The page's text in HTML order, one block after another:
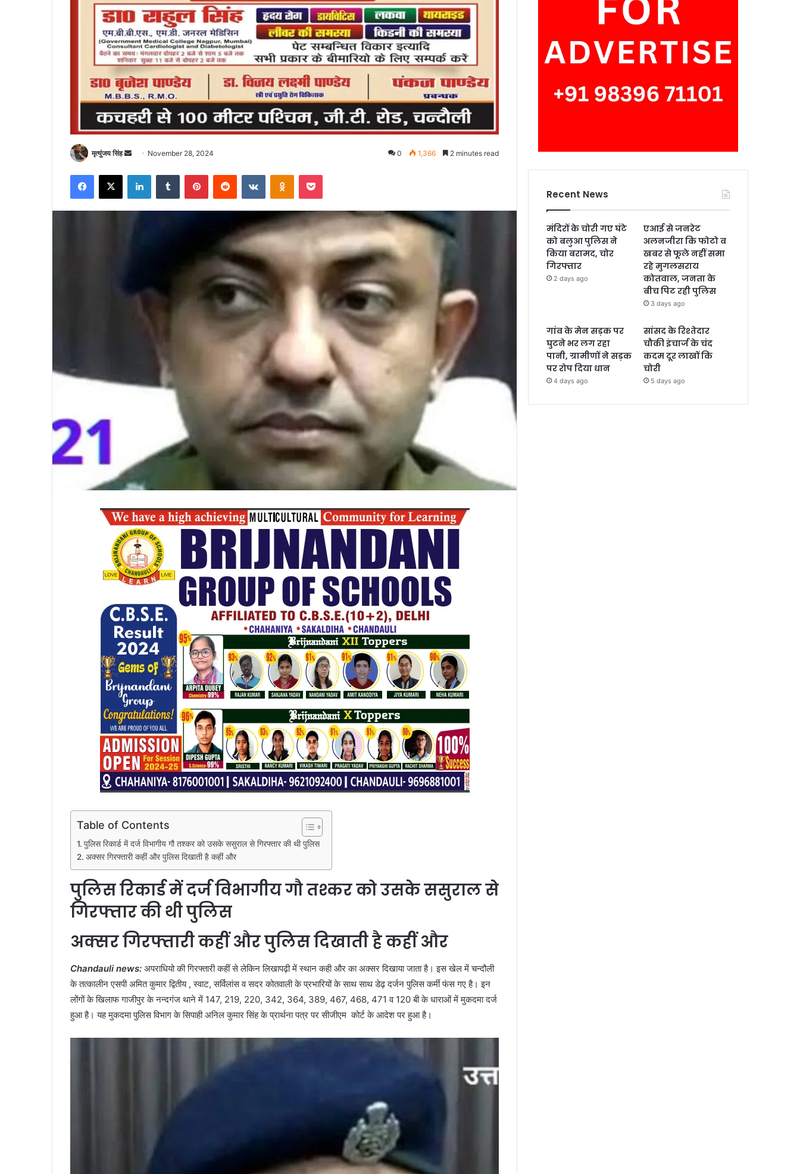
मृत्युंजय सिंह
Send
email
November 28, 2024 0 1,366 2 minutes read
Facebook
X LinkedInTumblr PinterestReddit VKontakteOdnoklassniki
Pocket
Table of Contents
पुलिस रिकार्ड में दर्ज विभागीय गौ तश्कर को उसके ससुराल से गिरफ्तार की थी पुलिस
अक्सर गिरफ्तारी कहीं और पुलिस दिखाती है कहीं और
पुलिस रिकार्ड में दर्ज विभागीय गौ तश्कर को उसके ससुराल से
गिरफ्तार की थी पुलिस
अक्सर गिरफ्तारी कहीं और पुलिस दिखाती है कहीं और
Chandauli news: अपराधियो की गिरफ्तारी कहीं से लेकिन लिखापढ़ी में स्थान कही और का अक्सर दिखाया जाता है। इस खेल में चन्दौली
के तत्कालीन एसपी अमित कुमार द्वितीय , स्वाट, सर्विलांस व सदर कोतवाली के प्रभारियों के साथ साथ डेढ़ दर्जन पुलिस कर्मी फंस गए है। इन
लोंगों के खिलाफ गाजीपुर के नन्दगंज थाने में 147, 219, 220, 342, 364, 389, 467, 468, 471 व 120 बी के धाराओं में मुकदमा दर्ज
हुआ है। यह मुकदमा पुलिस विभाग के सिपाही अनिल कुमार सिंह के प्रार्थना पत्र पर सीजीएम कोर्ट के आदेश पर हुआ है।
Recent News
मंदिरों के चोरी गए घंटे
को बलुआ पुलिस ने
किया बरामद, चोर
गिरफ्तार
2 days ago
एआई से जनरेट
अलनजीरा कि फोटो व
खबर से फूले नहीं समा
रहे मुगलसराय
कोतवाल, जनता के
बीच पिट रही पुलिस
3 days ago
गांव के मेन सड़क पर
घुटने भर लग रहा
पानी, ग्रामीणों ने सड़क
पर रोप दिया धान
4 days ago
सांसद के रिश्तेदार
चौकी इंचार्ज के चंद
कदम दूर लाखों कि
चोरी
5 days ago